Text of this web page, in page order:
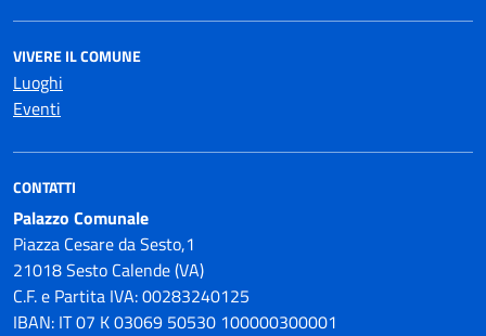
VIVERE IL COMUNE
Luoghi
Eventi
CONTATTI
Palazzo Comunale
Piazza Cesare da Sesto,1
21018 Sesto Calende (VA)
C.F. e Partita IVA: 00283240125
IBAN: IT 07 K 03069 50530 100000300001